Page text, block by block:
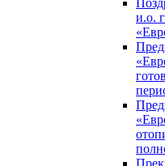
и.о.